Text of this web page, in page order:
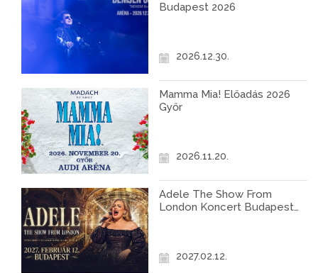
Budapest 2026
2026.12.30.
Mamma Mia! Előadás 2026
Győr
2026.11.20.
Adele The Show From
London Koncert Budapest
2027.02.12.